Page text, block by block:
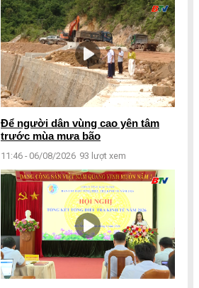
Để người dân vùng cao yên tâm
trước mùa mưa bão
11:46 - 06/08/2026 93 lượt xem